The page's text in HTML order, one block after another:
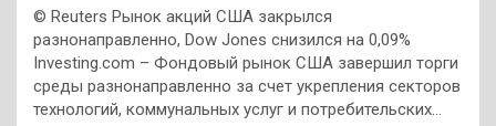
© Reuters Рынок акций США закрылся
разнонаправленно, Dow Jones снизился на 0,09%
Investing.com – Фондовый рынок США завершил торги
среды разнонаправленно за счет укрепления секторов
технологий, коммунальных услуг и потребительских…